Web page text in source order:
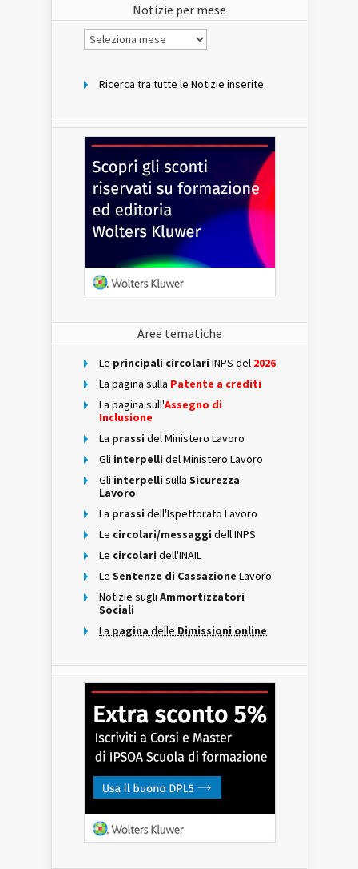
Notizie per mese
Notizie
per
Ricerca tra tutte le Notizie inserite
Aree tematiche
Le principali circolari INPS del 2026
La pagina sulla Patente a crediti
La pagina sull'Assegno di
Inclusione
La prassi del Ministero Lavoro
Gli interpelli del Ministero Lavoro
Gli interpelli sulla Sicurezza
Lavoro
La prassi dell'Ispettorato Lavoro
Le circolari/messaggi dell'INPS
Le circolari dell'INAIL
Le Sentenze di Cassazione Lavoro
Notizie sugli Ammortizzatori
Sociali
La pagina delle Dimissioni online